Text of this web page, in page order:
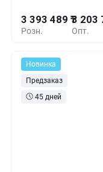
Розн.
3 393 489 ₸
Опт.
3 203
Новинка
Предзаказ
45 дней